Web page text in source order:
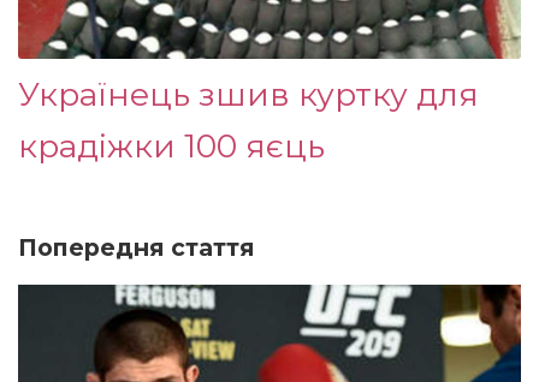
Українець зшив куртку для
крадіжки 100 яєць
Попередня стаття